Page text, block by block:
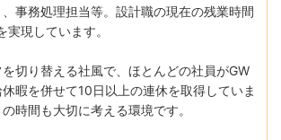
事務処理担当等。設計職の現在の残業時間
現しています。
を切り替える社風で、ほとんどの社員がGW
暇を併せて10日以上の連休を取得していま
時間も大切に考える環境です。